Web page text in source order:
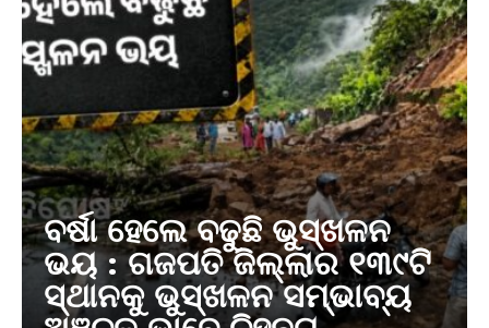
ବର୍ଷା ହେଲେ ବଢୁଛି ଭୁସ୍ଖଳନ
ଭୟ : ଗଜପତି ଜିଲ୍ଲାର ୧୩୯ଟି
ସ୍ଥାନକୁ ଭୁସ୍ଖଳନ ସମ୍ଭାବ୍ୟ